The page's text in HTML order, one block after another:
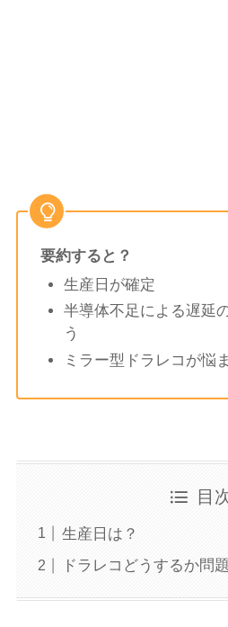
要約すると？
生産日が確定
半導体不足による遅延
う
ミラー型ドラレコが悩
目
生産日は？
ドラレコどうするか問題